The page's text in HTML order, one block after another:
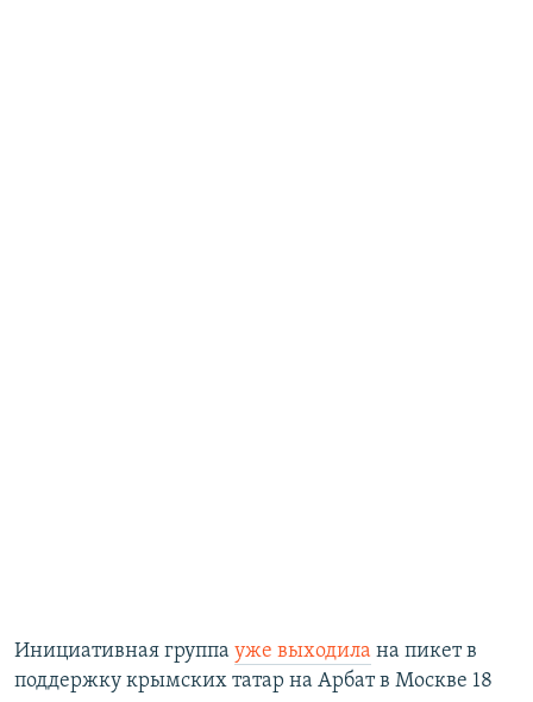
Инициативная группа уже выходила на пикет в
поддержку крымских татар на Арбат в Москве 18